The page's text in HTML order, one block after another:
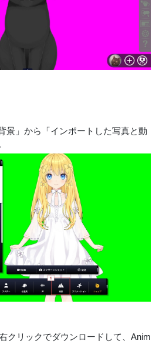
景」から「インポートした写真と動
クリックでダウンロードして、Anim